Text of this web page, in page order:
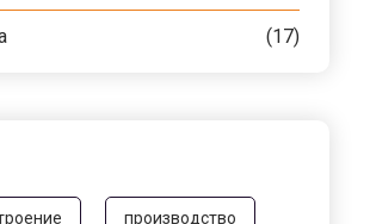
(17)
производство